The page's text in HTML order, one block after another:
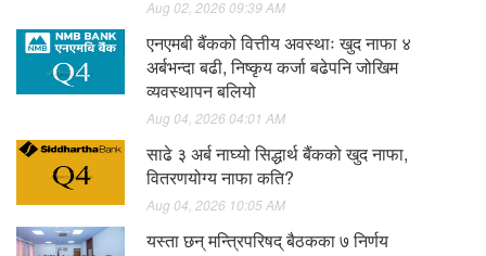
Aug 02, 2026 09:39 AM
एनएमबी बैंकको वित्तीय अवस्थाः खुद नाफा ४
अर्बभन्दा बढी, निष्कृय कर्जा बढेपनि जोखिम
व्यवस्थापन बलियो
Aug 04, 2026 04:01 AM
साढे ३ अर्ब नाघ्यो सिद्धार्थ बैंकको खुद नाफा,
वितरणयोग्य नाफा कति?
Aug 04, 2026 10:05 AM
यस्ता छन् मन्त्रिपरिषद् बैठकका ७ निर्णय